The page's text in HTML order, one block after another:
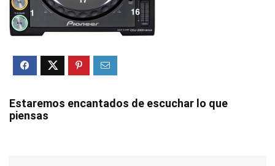
Estaremos encantados de escuchar lo que
piensas